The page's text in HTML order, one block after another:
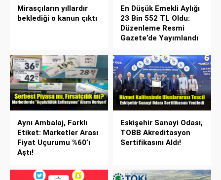
Mirasçıların yıllardır
beklediği o kanun çıktı
En Düşük Emekli Aylığı
23 Bin 552 TL Oldu:
Düzenleme Resmi
Gazete’de Yayımlandı
Aynı Ambalaj, Farklı
Etiket: Marketler Arası
Fiyat Uçurumu %60’ı
Aştı!
Eskişehir Sanayi Odası,
TOBB Akreditasyon
Sertifikasını Aldı!